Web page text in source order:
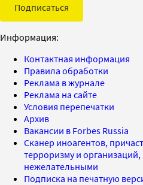
Подписаться
Информация:
Контактная информация
Правила обработки
Реклама в журнале
Реклама на сайте
Условия перепечатки
Архив
Вакансии в Forbes Russia
Сканер иноагентов,
терроризму и
нежелательными
Подписка на печатную